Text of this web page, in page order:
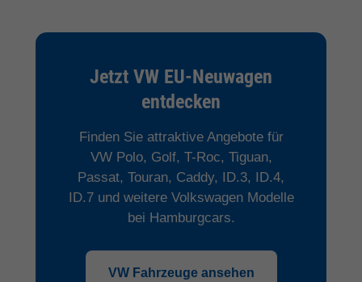
Jetzt VW EU-Neuwagen
entdecken
Finden Sie attraktive Angebote für
VW Polo, Golf, T-Roc, Tiguan,
Passat, Touran, Caddy, ID.3, ID.4,
ID.7 und weitere Volkswagen Modelle
bei Hamburgcars.
VW Fahrzeuge ansehen